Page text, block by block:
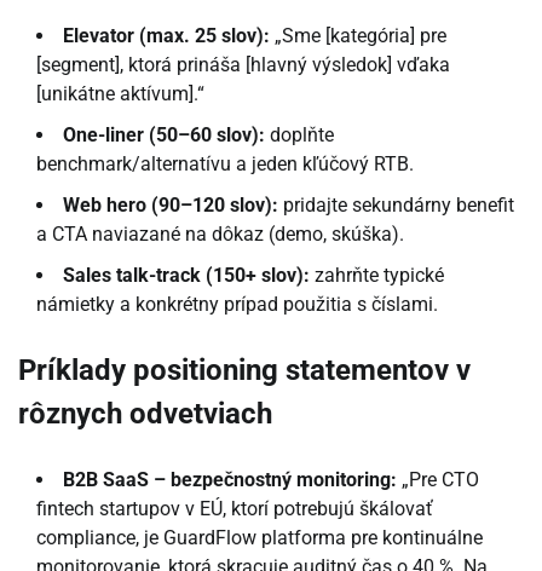
Elevator (max. 25 slov): „Sme [kategória] pre
[segment], ktorá prináša [hlavný výsledok] vďaka
[unikátne aktívum].“
One-liner (50–60 slov): doplňte
benchmark/alternatívu a jeden kľúčový RTB.
Web hero (90–120 slov): pridajte sekundárny benefit
a CTA naviazané na dôkaz (demo, skúška).
Sales talk-track (150+ slov): zahrňte typické
námietky a konkrétny prípad použitia s číslami.
Príklady positioning statementov v
rôznych odvetviach
B2B SaaS – bezpečnostný monitoring: „Pre CTO
fintech startupov v EÚ, ktorí potrebujú škálovať
compliance, je GuardFlow platforma pre kontinuálne